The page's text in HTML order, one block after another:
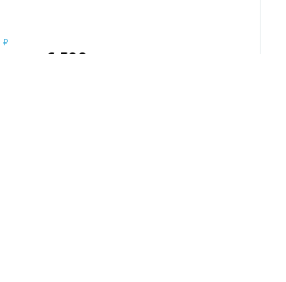
₽
6 590